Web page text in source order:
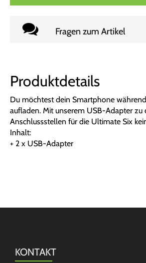
Fragen zum Artikel
Produktdetails
Du möchtest dein Smartphone
aufladen. Mit unserem USB-Adapter zu
Anschlussstellen für die Ultimate Six
Inhalt:
+ 2 x USB-Adapter
KONTAKT